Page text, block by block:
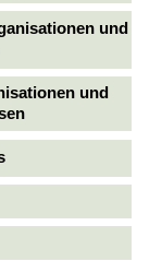
und
und